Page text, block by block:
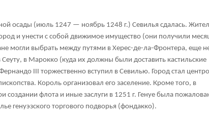
осады (июль 1247 — ноябрь 1248 г.) Севилья сдалась.
и унести с собой движимое имущество (они получили
могли выбрать между путями в Херес-де-ла-Фронтера, еще
в Марокко (куда их должны были доставить кастильские
III торжественно вступил в Севилью. Город стал
Король организовал его заселение. Кроме того, в
создании флота и иные заслуги в 1251 г. Генуе была
генуэзского торгового подворья (фондакко).